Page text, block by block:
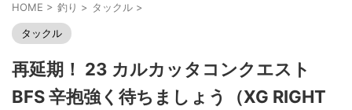
HOME > 釣り > タックル >
タックル
再延期！ 23 カルカッタコンクエスト
BFS 辛抱強く待ちましょう（XG RIGHT